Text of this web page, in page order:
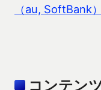
（au, SoftBank）
コンテン